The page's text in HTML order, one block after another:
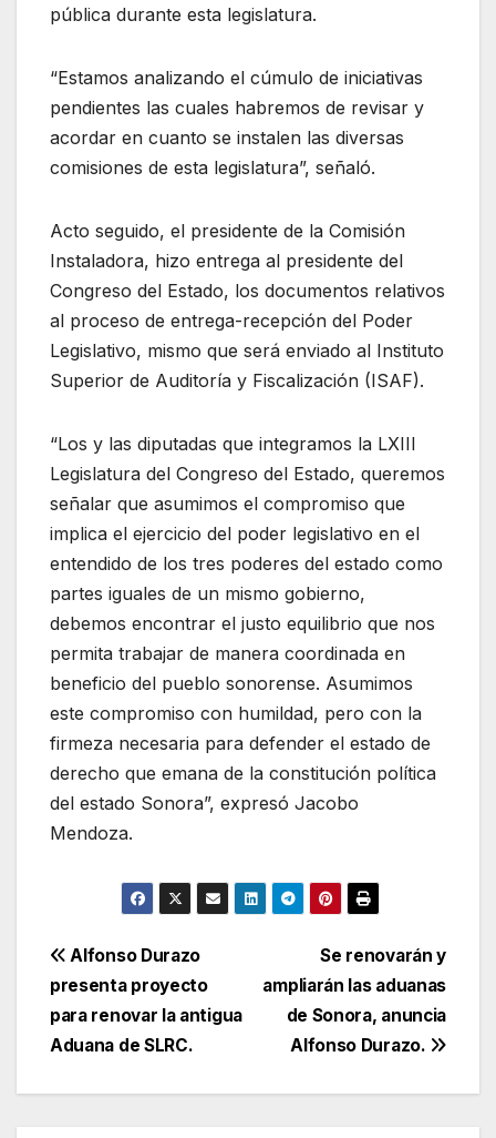
pública durante esta legislatura.
“Estamos analizando el cúmulo de iniciativas
pendientes las cuales habremos de revisar y
acordar en cuanto se instalen las diversas
comisiones de esta legislatura”, señaló.
Acto seguido, el presidente de la Comisión
Instaladora, hizo entrega al presidente del
Congreso del Estado, los documentos relativos
al proceso de entrega-recepción del Poder
Legislativo, mismo que será enviado al Instituto
Superior de Auditoría y Fiscalización (ISAF).
“Los y las diputadas que integramos la LXIII
Legislatura del Congreso del Estado, queremos
señalar que asumimos el compromiso que
implica el ejercicio del poder legislativo en el
entendido de los tres poderes del estado como
partes iguales de un mismo gobierno,
debemos encontrar el justo equilibrio que nos
permita trabajar de manera coordinada en
beneficio del pueblo sonorense. Asumimos
este compromiso con humildad, pero con la
firmeza necesaria para defender el estado de
derecho que emana de la constitución política
del estado Sonora”, expresó Jacobo
Mendoza.
Navegación
de
entradas
Se renovarán y
ampliarán las aduanas
de Sonora, anuncia
Alfonso Durazo.
Alfonso Durazo
presenta proyecto
para renovar la antigua
Aduana de SLRC.